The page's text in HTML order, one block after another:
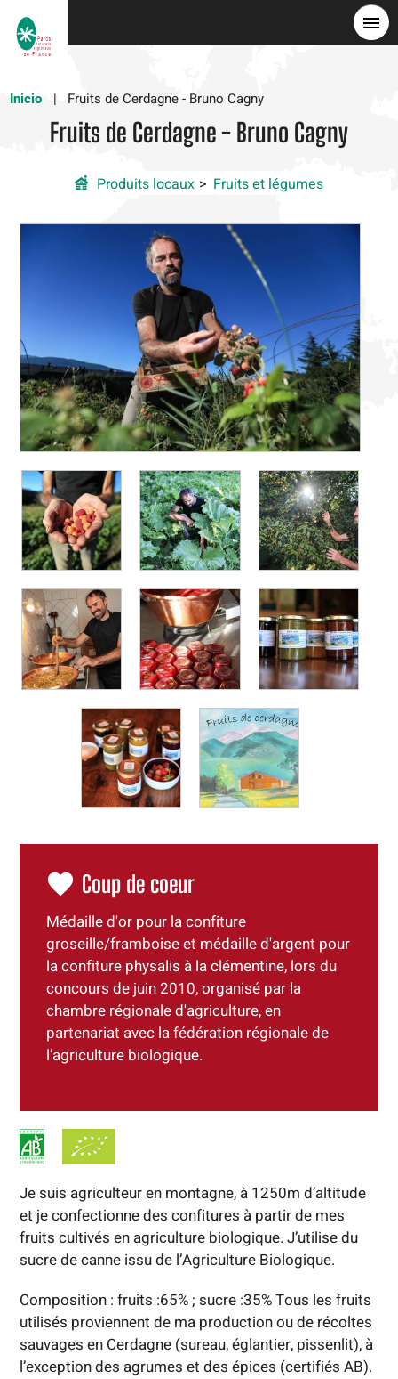
Inicio
Fruits de Cerdagne - Bruno Cagny
Fruits de Cerdagne - Bruno Cagny
Produits locaux Fruits et légumes
Coup de coeur
Médaille d'or pour la confiture
groseille/framboise et médaille d'argent pour
la confiture physalis à la clémentine, lors du
concours de juin 2010, organisé par la
chambre régionale d'agriculture, en
partenariat avec la fédération régionale de
l'agriculture biologique.
Je suis agriculteur en montagne, à 1250m d’altitude
et je confectionne des confitures à partir de mes
fruits cultivés en agriculture biologique. J’utilise du
sucre de canne issu de l’Agriculture Biologique.
Composition : fruits :65% ; sucre :35% Tous les fruits
utilisés proviennent de ma production ou de récoltes
sauvages en Cerdagne (sureau, églantier, pissenlit), à
l’exception des agrumes et des épices (certifiés AB).